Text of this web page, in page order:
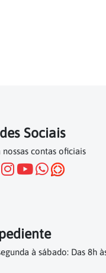
Sociais
nossas contas oficiais
à sábado: Das 8h